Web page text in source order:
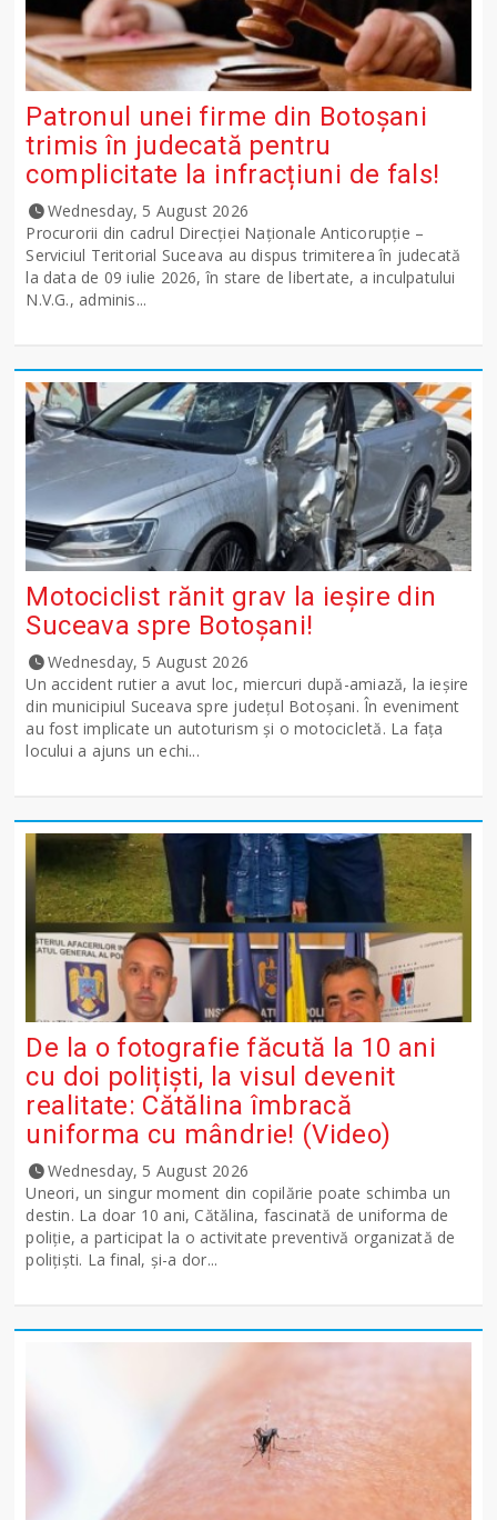
Patronul unei firme din Botoșani
trimis în judecată pentru
complicitate la infracțiuni de fals!
Wednesday, 5 August 2026
Procurorii din cadrul Direcției Naționale Anticorupție –
Serviciul Teritorial Suceava au dispus trimiterea în judecată
la data de 09 iulie 2026, în stare de libertate, a inculpatului
N.V.G., adminis...
Motociclist rănit grav la ieșire din
Suceava spre Botoșani!
Wednesday, 5 August 2026
Un accident rutier a avut loc, miercuri după-amiază, la ieșire
din municipiul Suceava spre județul Botoșani. În eveniment
au fost implicate un autoturism și o motocicletă. La fața
locului a ajuns un echi...
De la o fotografie făcută la 10 ani
cu doi polițiști, la visul devenit
realitate: Cătălina îmbracă
uniforma cu mândrie! (Video)
Wednesday, 5 August 2026
Uneori, un singur moment din copilărie poate schimba un
destin. La doar 10 ani, Cătălina, fascinată de uniforma de
poliție, a participat la o activitate preventivă organizată de
polițiști. La final, și-a dor...